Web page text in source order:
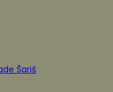
Šariš